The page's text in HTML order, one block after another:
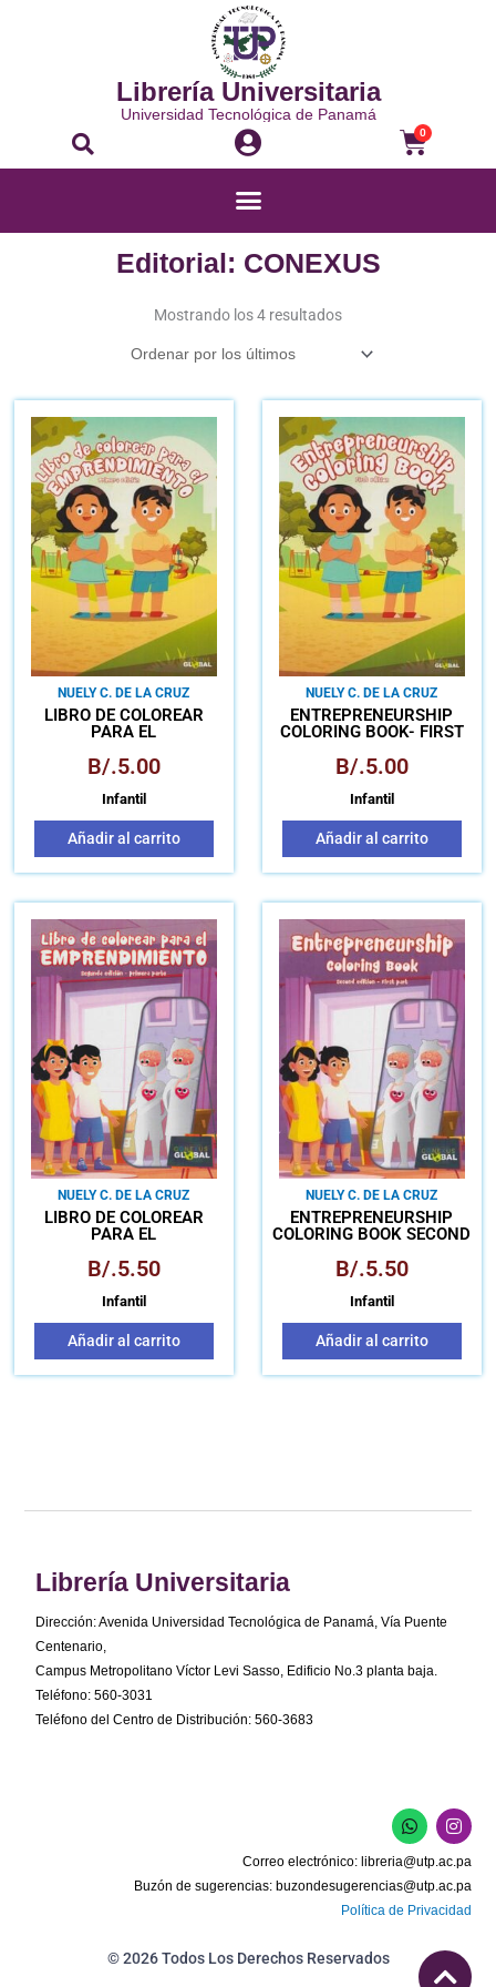
Librería Universitaria
Universidad Tecnológica de Panamá
Buscar 0
Carrito
Menú
Editorial: CONEXUS
Mostrando los 4 resultadospor
NUELY C. DE LA CRUZ
LIBRO DE COLOREAR
PARA EL
PRIMERA EDICIÓN
B/.5.00
Infantil
Añadir al carrito
NUELY C. DE LA CRUZ
ENTREPRENEURSHIP
COLORING BOOK- FIRST
B/.5.00
Infantil
Añadir al carrito
NUELY C. DE LA CRUZ
LIBRO DE COLOREAR
PARA EL
SEGUNDA EDICIÓN -
PRIMERA PARTE
B/.5.50
Infantil
Añadir al carrito
NUELY C. DE LA CRUZ
ENTREPRENEURSHIP
COLORING BOOK SECOND
B/.5.50
Infantil
Añadir al carrito
Librería Universitaria
Dirección: Avenida Universidad Tecnológica de Panamá, Vía Puente
Centenario,
Campus Metropolitano Víctor Levi Sasso, Edificio No.3 planta baja.
Teléfono: 560-3031
Teléfono del Centro de Distribución: 560-3683
W
h
a
t
s
a
p
I
n
s
t
a
g
r
m
Correo electrónico: libreria@utp.ac.pa
Buzón de sugerencias: buzondesugerencias@utp.ac.pa
Política de Privacidad
© 2026 Todos Los Derechos Reservados